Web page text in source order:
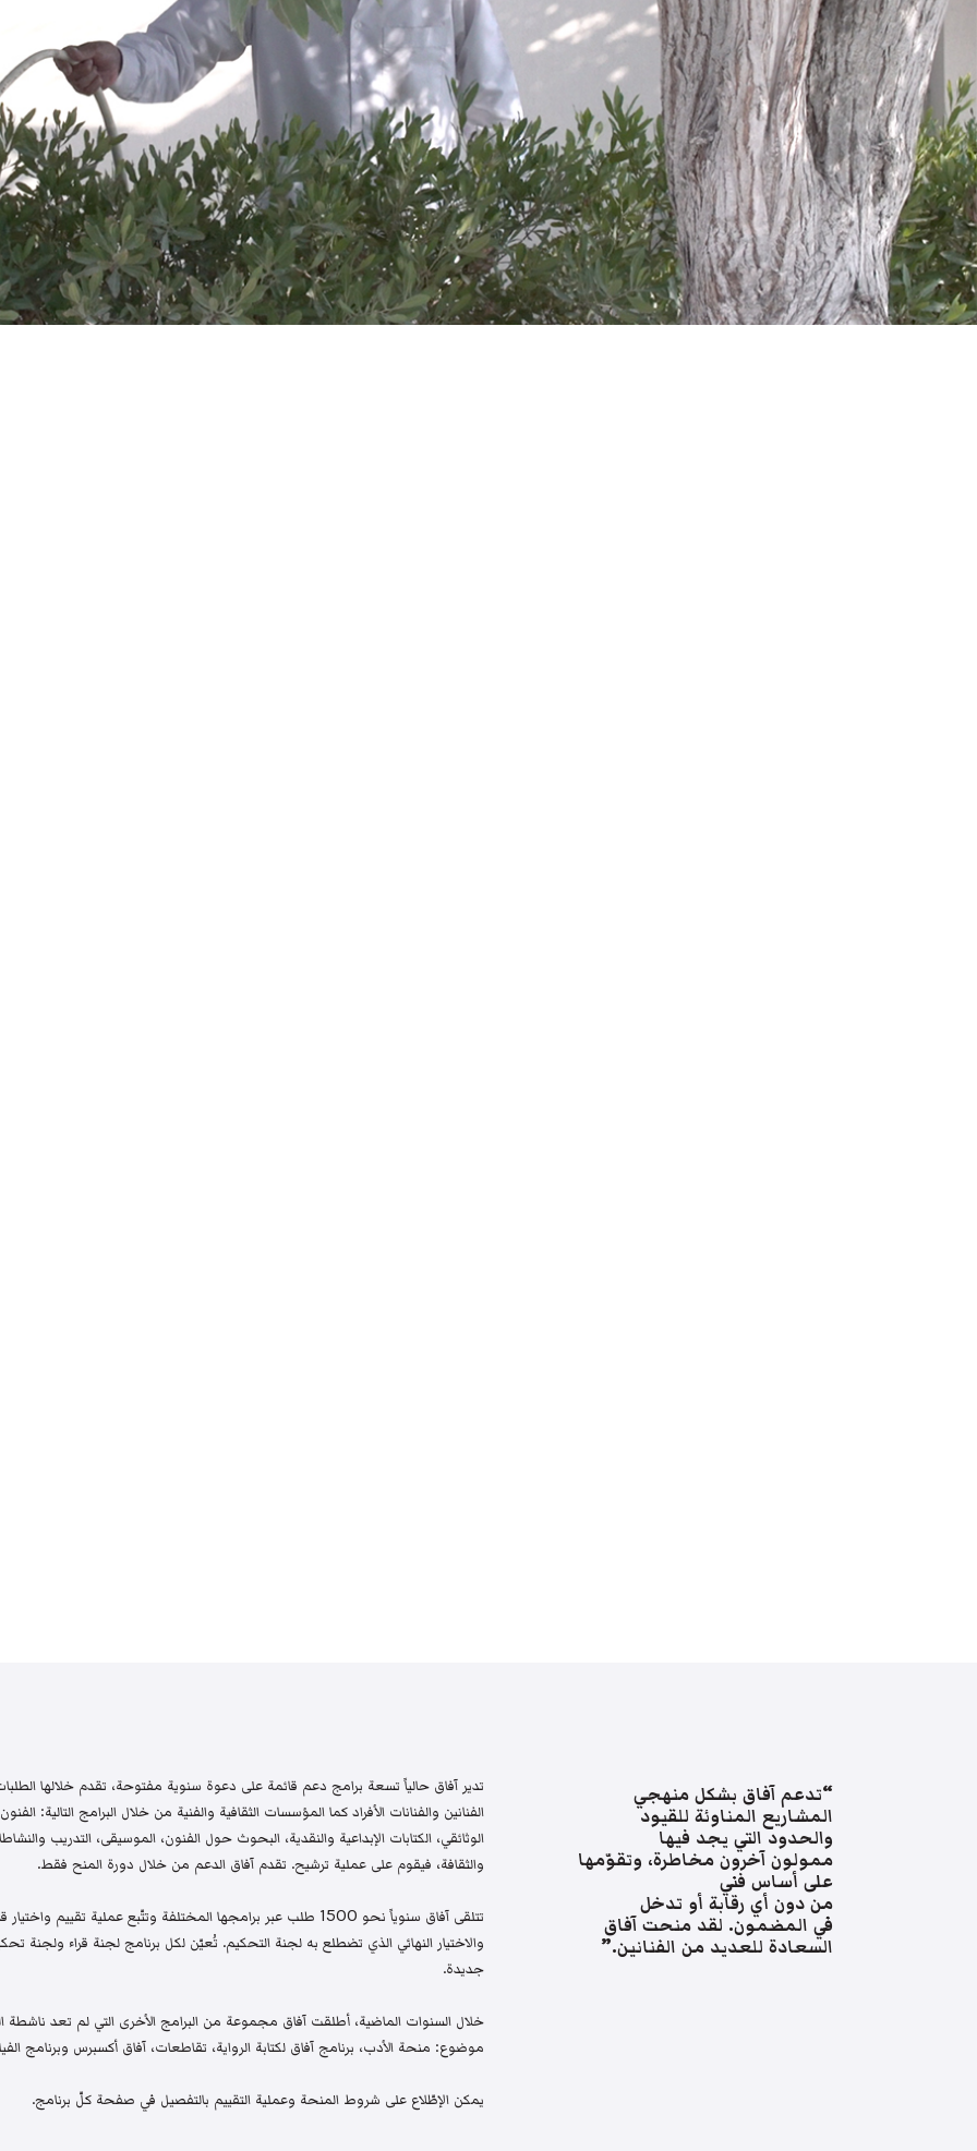
“تدعم آفاق بشكل منهجي
المشاريع المناوئة للقيود
والحدود التي يجد فيها
ممولون آخرون مخاطرة، وتقوّمها
على أساس فني
من دون أي رقابة أو تدخل
في المضمون. لقد منحت آفاق
السعادة للعديد من الفنانين.”
تدير آفاق حالياً تسعة برامج دعم قائمة على دعوة سنوية مفتوحة، تقدم خلالها
الفنانين والفنانات الأفراد كما المؤسسات الثقافية والفنية من خلال البرامج التالية:
الوثائقي، الكتابات الإبداعية والنقدية، البحوث حول الفنون، الموسيقى، التدريب
والثقافة، فيقوم على عملية ترشيح. تقدم آفاق الدعم من خلال دورة المنح فقط.
تتلقى آفاق سنوياً نحو 1500 طلب عبر برامجها المختلفة وتتّبع عملية
والاختيار النهائي الذي تضطلع به لجنة التحكيم. تُعيّن لكل برنامج لجنة قراء
جديدة.
خلال السنوات الماضية، أطلقت آفاق مجموعة من البرامج الأخرى التي لم تعد ناشطة
موضوع: منحة الأدب، برنامج آفاق لكتابة الرواية، تقاطعات، آفاق أكسبرس وبرنامج
يمكن الإطّلاع على شروط المنحة وعملية التقييم بالتفصيل في صفحة كلّ برنامج.